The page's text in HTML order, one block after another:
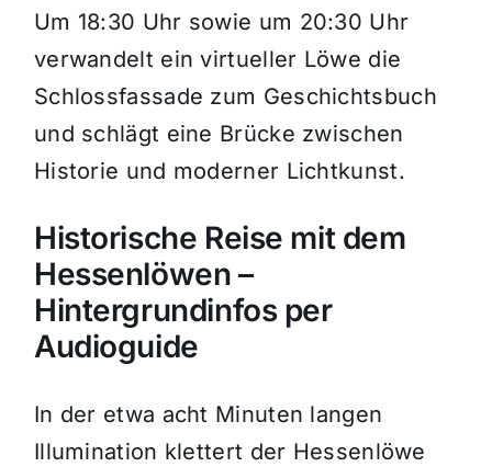
Um 18:30 Uhr sowie um 20:30 Uhr
verwandelt ein virtueller Löwe die
Schlossfassade zum Geschichtsbuch
und schlägt eine Brücke zwischen
Historie und moderner Lichtkunst.
Historische Reise mit dem
Hessenlöwen –
Hintergrundinfos per
Audioguide
In der etwa acht Minuten langen
Illumination klettert der Hessenlöwe